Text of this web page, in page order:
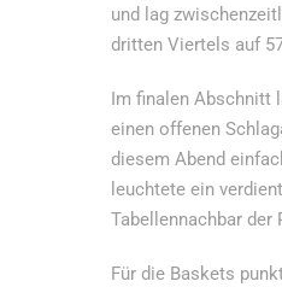
und lag
dritten Viertels auf
Im finalen Abschnitt
einen offenen
diesem Abend
leuchtete ein
Tabellennachbar der
Für die Baskets